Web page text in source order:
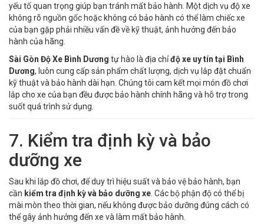
yếu tố quan trọng giúp bạn tránh mất bảo hành. Một dịch vụ độ xe
không rõ nguồn gốc hoặc không có bảo hành có thể làm chiếc xe
của bạn gặp phải nhiều vấn đề về kỹ thuật, ảnh hưởng đến bảo
hành của hãng.
Sài Gòn Độ Xe Bình Dương tự hào là địa chỉđộ xe uy tín tại Bình
Dương, luôn cung cấp sản phẩm chất lượng, dịch vụ lắp đặt chuẩn
kỹ thuật và bảo hành dài hạn. Chúng tôi cam kết mọi món đồ chơi
lắp cho xe của bạn đều được bảo hành chính hãng và hỗ trợ trong
suốt quá trình sử dụng.
7. Kiểm tra định kỳ và bảo
dưỡng xe
Sau khi lắp đồ chơi, để duy trì hiệu suất và bảo vệ bảo hành, bạn
cần kiểm tra định kỳ và bảo dưỡng xe . Các bộ phận độ có thể bị
mài mòn theo thời gian, nếu không được bảo dưỡng đúng cách có
thể gây ảnh hưởng đến xe và làm mất bảo hành.